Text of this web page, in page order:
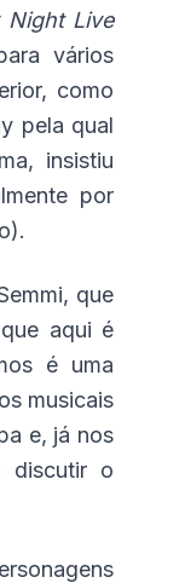
Night Live
vários
como
pela qual
insistiu
por
que
aqui é
é uma
musicais
e, já nos
discutir o